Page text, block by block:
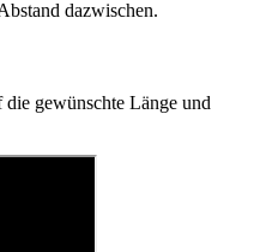
dazwischen.
die gewünschte Länge und